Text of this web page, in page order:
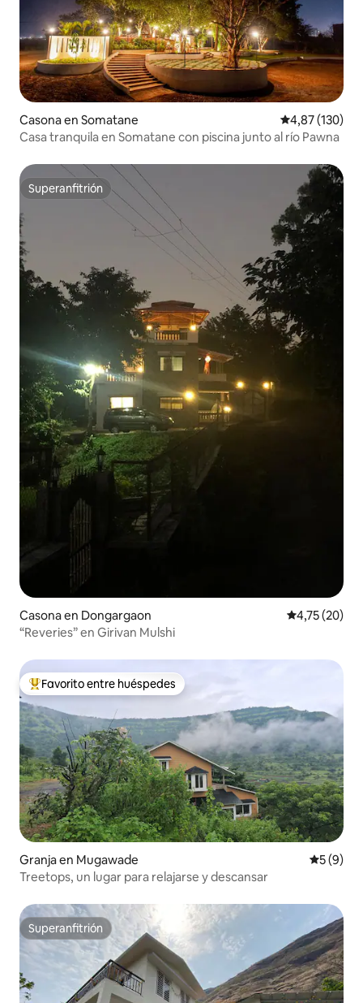
Casona en Somatane Calificación
4,87 (130)
Casa tranquila en Somatane con piscina junto al río Pawna
Superanfitrión
Superanfitrión
Casona en Dongargaon Calificación
4,75 (20)
“Reveries” en Girivan Mulshi
Favorito entre los huéspedes más destacados
Favorito entre huéspedes
Granja en Mugawade
5 (9)
Treetops, un lugar para relajarse y descansar
Superanfitrión
Superanfitrión